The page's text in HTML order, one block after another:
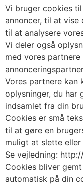
Vi bruger cookies
annoncer, til at
til at analysere
Vi deler også
med vores
Vores partnere kan
oplysninger, du har
indsamlet fra din
Cookies er små
til at gøre en
muligt at slette
Se vejledning:
Cookies bliver
automatisk på din